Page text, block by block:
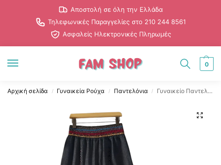
Αποστολή σε όλη την Ελλάδα
Τηλεφωνικές Παραγγελίες στο 210 244 8561
Ασφαλείς Ηλεκτρονικές Πληρωμές
0
Αρχική σελίδα / Γυναικεία Ρούχα / Παντελόνια / Γυναικείο Παντελόνι με Ελαστική Μέση & Πορτοκαλί Σχέδιο